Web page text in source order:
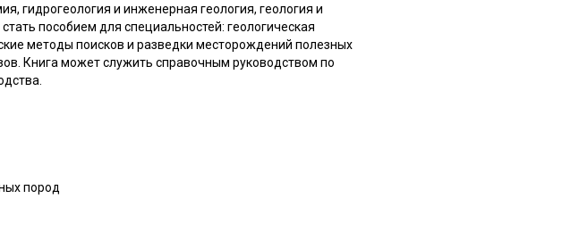
гидрогеология и инженерная геология, геология и
пособием для специальностей: геологическая
методы поисков и разведки месторождений полезных
Книга может служить справочным руководством по
пород